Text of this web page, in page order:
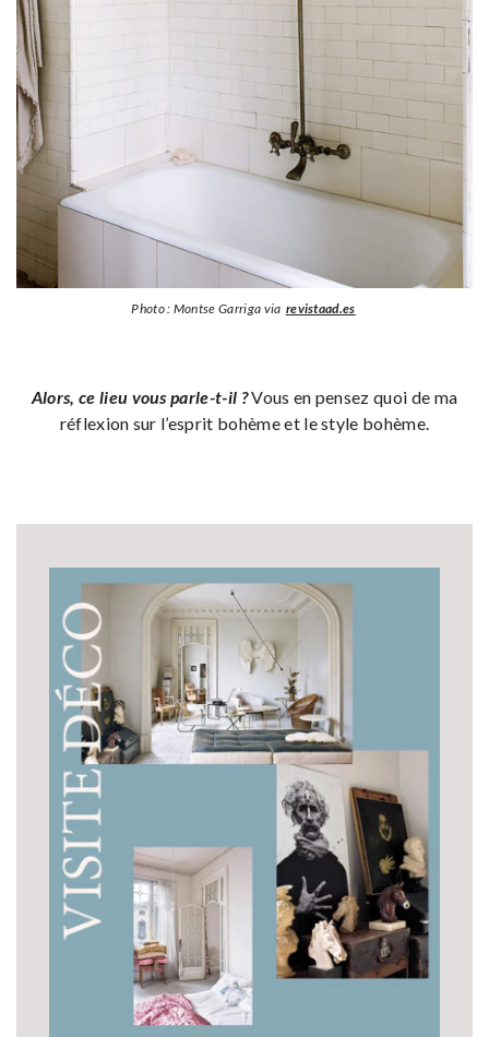
Photo : Montse Garriga via revistaad.es
Alors, ce lieu vous parle-t-il ?Vous en pensez quoi de ma
réflexion sur l’esprit bohème et le style bohème.